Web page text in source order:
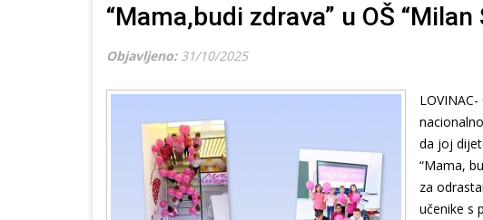
“Mama,budi zdrava” u OŠ
Objavljeno: 31/10/2025
da joj
“Mama,
za
učenike s